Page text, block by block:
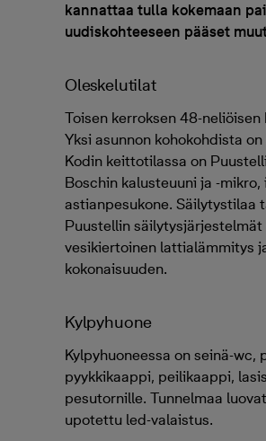
kannattaa tulla kokemaan
uudiskohteeseen pääset
Oleskelutilat
Toisen kerroksen 48-
Yksi asunnon kohokohdista
Kodin keittotilassa on
Boschin kalusteuuni ja -
astianpesukone. Säilytystilaa
Puustellin säilytysjärjestelmät
vesikiertoinen lattialämmitys
kokonaisuuden.
Kylpyhuone
Kylpyhuoneessa on seinä-
pyykkikaappi, peilikaappi,
pesutornille. Tunnelmaa
upotettu led-valaistus.